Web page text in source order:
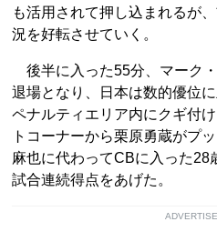
も活用されて押し込まれるが
況を好転させていく。
後半に入った55分、マーク
退場となり、日本は数的優位
ペナルティエリア内にクギ付
トコーナーから栗原勇蔵がプ
麻也に代わってCBに入った28
試合連続得点をあげた。